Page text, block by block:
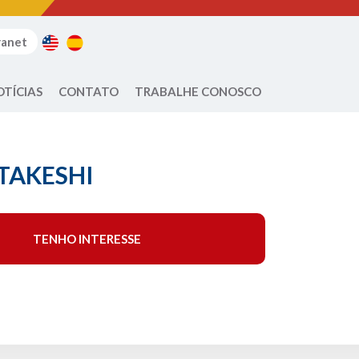
CONTATO TRABALHE CONOSCO
TENHO INTERESSE